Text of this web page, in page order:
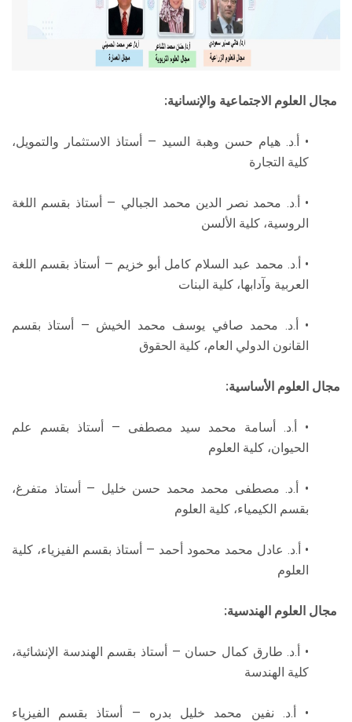
مجال العلوم الاجتماعية والإنسانية:
• أ.د. هيام حسن وهبة السيد — أستاذ الاستثمار والتمويل،
كلية التجارة
• أ.د. محمد نصر الدين محمد الجبالي — أستاذ بقسم اللغة
الروسية، كلية الألسن
• أ.د. محمد عبد السلام كامل أبو خزيم — أستاذ بقسم اللغة
العربية وآدابها، كلية البنات
• أ.د. محمد صافي يوسف محمد الخيش — أستاذ بقسم
القانون الدولي العام، كلية الحقوق
مجال العلوم الأساسية:
• أ.د. أسامة محمد سيد مصطفى — أستاذ بقسم علم
الحيوان، كلية العلوم
• أ.د. مصطفى محمد محمد حسن خليل — أستاذ متفرغ،
بقسم الكيمياء، كلية العلوم
• أ.د. عادل محمد محمود أحمد — أستاذ بقسم الفيزياء، كلية
العلوم
مجال العلوم الهندسية:
• أ.د. طارق كمال حسان — أستاذ بقسم الهندسة الإنشائية،
كلية الهندسة
• أ.د. نفين محمد خليل بدره — أستاذ بقسم الفيزياء